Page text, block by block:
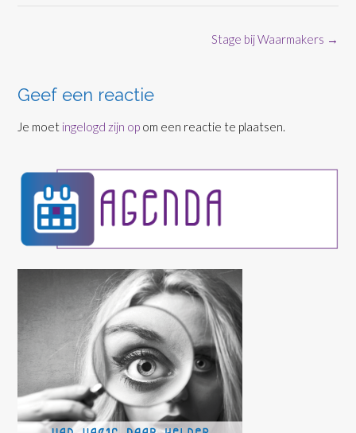
Stage bij Waarmakers →
Geef een reactie
Je moet ingelogd zijn op om een reactie te plaatsen.